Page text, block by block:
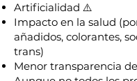
Artificialidad ⚠️
Impacto en la salud
añadidos, colorantes,
trans)
Menor transparencia